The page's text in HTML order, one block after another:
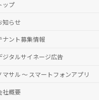
ップ
知らせ
ナント募集情報
ジタルサイネージ広告
マサル ～ スマートフォンアプリ
社概要